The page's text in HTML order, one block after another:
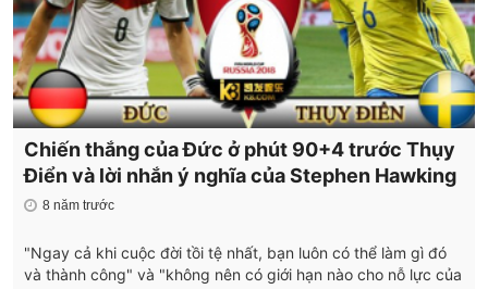
Chiến thắng của Đức ở phút 90+4 trước Thụy
Điển và lời nhắn ý nghĩa của Stephen Hawking
8 năm trước
"Ngay cả khi cuộc đời tồi tệ nhất, bạn luôn có thể làm gì đó
và thành công" và "không nên có giới hạn nào cho nỗ lực của